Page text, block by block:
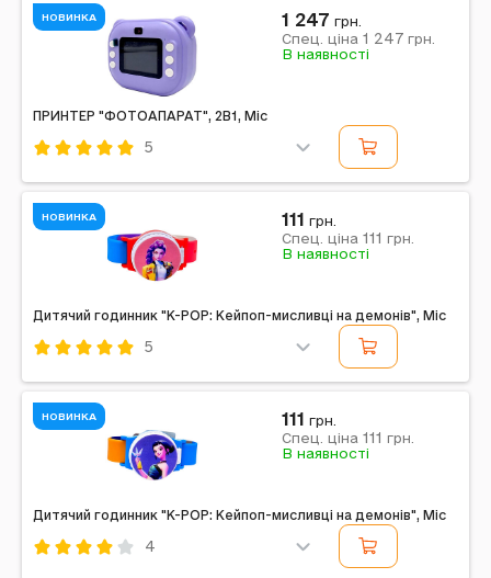
Комбінований
Примітка: Упаковка: Планшет | Тип батарейок: AG13 |
Кількість батарейок: 2 | Вага в упаковці: 35 г |
Розміри в упаковці: 9,5 x 2,5 x 14,5 см |...
НОВИНКА
ПРИНТЕР "ФОТОАПАРАТ", 2В1, Mic
5
Комбінований
Примітка: Упаковка: Коробка | Тип джерел живлення:
Акумулятор | Джерела живлення в комплекті: Є |
Вага в упаковці: 295 г | Габарити в упаковці: 13 x...
1 247 грн.
Спец. ціна 1 247 грн.
В наявності
НОВИНКА
Дитячий годинник "K-POP: Кейпоп-мисливці на демонів", Mic
5
Комбінований
Примітка: Упаковка: Без упаковки | Вага в упаковці:
20 г | Габарити в упаковці: 20 x 4 x 2 см | Країна-
виробник: Китай | Комплектація: Дитячий...
111 грн.
Спец. ціна 111 грн.
В наявності
НОВИНКА
Дитячий годинник "K-POP: Кейпоп-мисливці на демонів", Mic
4
111 грн.
Спец. ціна 111 грн.
В наявності